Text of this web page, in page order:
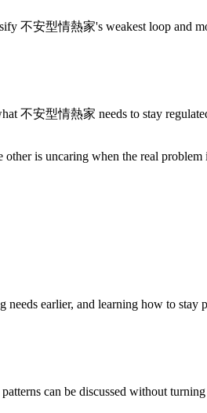
不安型情熱家's weakest loop and
不安型情熱家 needs to stay
is uncaring when the real
earlier, and learning how to stay
can be discussed without